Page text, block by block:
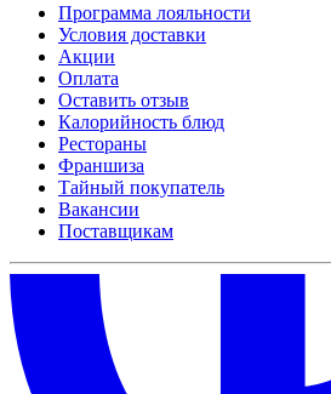
Программа лояльности
Условия доставки
Акции
Оплата
Оставить отзыв
Калорийность блюд
Рестораны
Франшиза
Тайный покупатель
Вакансии
Поставщикам